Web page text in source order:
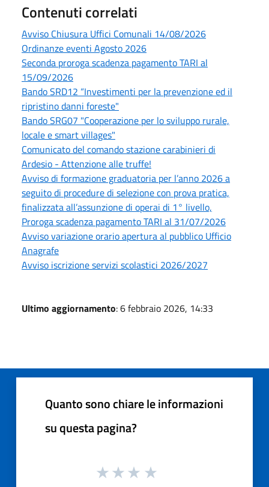
Contenuti correlati
Avviso Chiusura Uffici Comunali 14/08/2026
Ordinanze eventi Agosto 2026
Seconda proroga scadenza pagamento TARI al
15/09/2026
Bando SRD12 “Investimenti per la prevenzione ed il
ripristino danni foreste"
Bando SRG07 "Cooperazione per lo sviluppo rurale,
locale e smart villages"
Comunicato del comando stazione carabinieri di
Ardesio - Attenzione alle truffe!
Avviso di formazione graduatoria per l’anno 2026 a
seguito di procedure di selezione con prova pratica,
finalizzata all’assunzione di operai di 1° livello,
Proroga scadenza pagamento TARI al 31/07/2026
Avviso variazione orario apertura al pubblico Ufficio
Anagrafe
Avviso iscrizione servizi scolastici 2026/2027
Ultimo aggiornamento: 6 febbraio 2026, 14:33
Quanto sono chiare le informazioni
su questa pagina?